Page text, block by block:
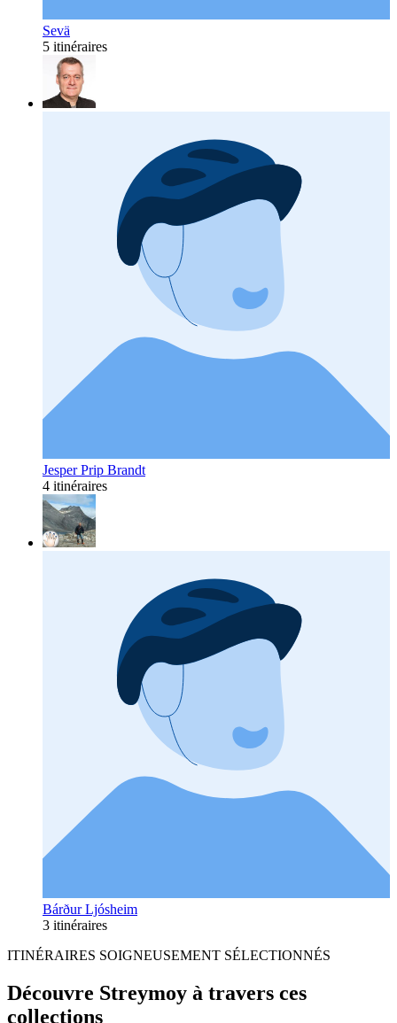
Sevä
5 itinéraires
Jesper Prip Brandt
4 itinéraires
Bárður Ljósheim
3 itinéraires
ITINÉRAIRES SOIGNEUSEMENT SÉLECTIONNÉS
Découvre Streymoy à travers ces
collections